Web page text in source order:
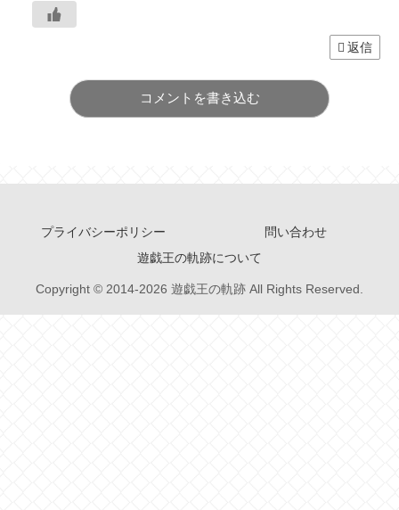
返信
コメントを書き込む
プライバシーポリシー
問い合わせ
遊戯王の軌跡について
Copyright © 2014-2026 遊戯王の軌跡 All Rights Reserved.